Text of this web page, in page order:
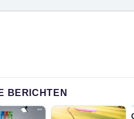
BERICHTEN